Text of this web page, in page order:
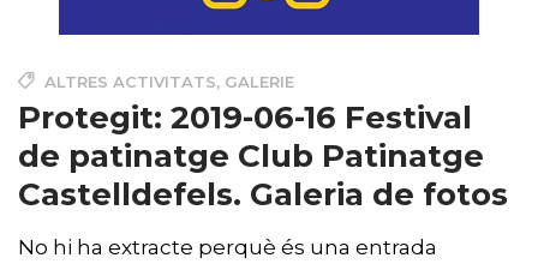
ALTRES ACTIVITATS, GALERIE
Protegit: 2019-06-16 Festival
de patinatge Club Patinatge
Castelldefels. Galeria de fotos
No hi ha extracte perquè és una entrada